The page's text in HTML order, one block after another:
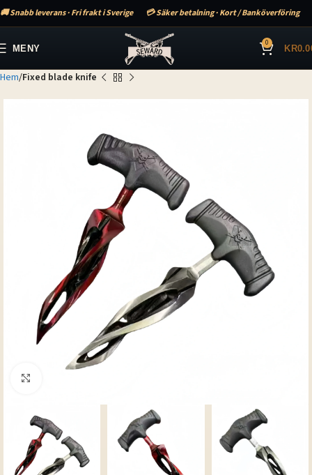
🚚 Snabb leverans · Fri frakt i Sverige 💳 Säker betalning · Kort / Banköverföring
MENY 0 KR
Hem Fixed blade knife